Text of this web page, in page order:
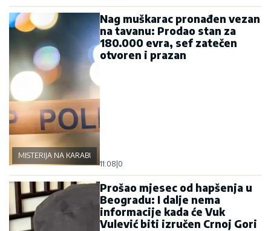
MISTERIJA NA KARABURMI
Nag muškarac pronađen vezan
na tavanu: Prodao stan za
180.000 evra, sef zatečen
otvoren i prazan
11:08 0
Prošao mjesec od hapšenja u
Beogradu: I dalje nema
informacije kada će Vuk
Vulević biti izručen Crnoj Gori